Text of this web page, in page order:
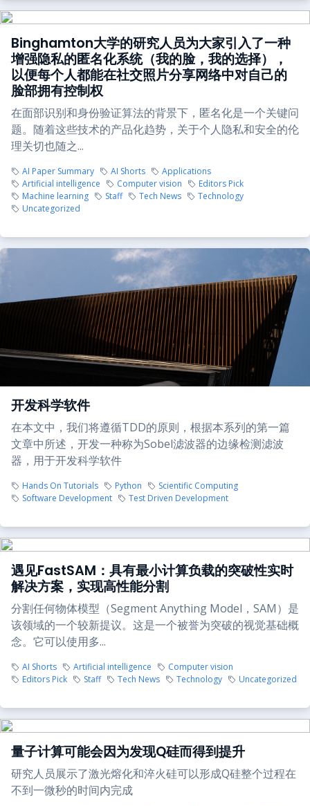
Binghamton大学的研究人员为大家引入了一种
增强隐私的匿名化系统（我的脸，我的选择），
以便每个人都能在社交照片分享网络中对自己的
脸部拥有控制权
在面部识别和身份验证算法的背景下，匿名化是一个关键问
题。随着这些技术的产品化趋势，关于个人隐私和安全的伦
理关切也随之...
AI Paper Summary AI Shorts
Applications
Artificial intelligence
Computer vision
Editors Pick
Machine learning
Staff Tech News
Technology
Uncategorized
开发科学软件
在本文中，我们将遵循TDD的原则，根据本系列的第一篇
文章中所述，开发一种称为Sobel滤波器的边缘检测滤波
器，用于开发科学软件
Hands On Tutorials Python
Scientific Computing
Software Development
Test Driven Development
遇见FastSAM：具有最小计算负载的突破性实时
解决方案，实现高性能分割
分割任何物体模型（Segment Anything Model，SAM）是
该领域的一个较新提议。这是一个被誉为突破的视觉基础概
念。它可以使用多...
AI Shorts Artificial intelligence
Computer vision
Editors Pick
Staff Tech News Technology Uncategorized
量子计算可能会因为发现Q硅而得到提升
研究人员展示了激光熔化和淬火硅可以形成Q硅整个过程在
不到一微秒的时间内完成